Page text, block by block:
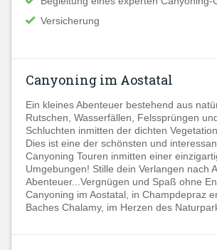
Versicherung
Canyoning im Aostatal
Ein kleines Abenteuer bestehend aus
Rutschen, Wasserfällen, Felssprüngen
Schluchten inmitten der dichten
Dies ist eine der schönsten und
Canyoning Touren inmitten einer
Umgebungen! Stille dein Verlangen nach
Abenteuer...Vergnügen und Spaß ohne
Canyoning im Aostatal, in Champdepraz
Baches Chalamy, im Herzen des